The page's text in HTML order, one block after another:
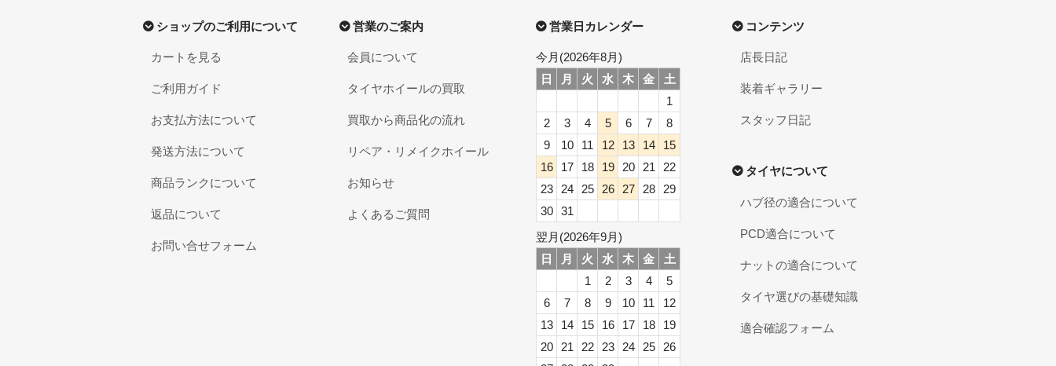
ショップのご利用について
カートを見る
ご利用ガイド
お支払方法について
発送方法について
商品ランクについて
返品について
お問い合せフォーム
営業のご案内
会員について
タイヤホイールの買取
買取から商品化の流れ
リペア・リメイクホイール
お知らせ
よくあるご質問
コンテンツ
店長日記
装着ギャラリー
スタッフ日記
タイヤについて
ハブ径の適合について
PCD適合について
ナットの適合について
タイヤ選びの基礎知識
適合確認フォーム
営業日カレンダー
今月(2026年8月)
日
月 火 水 木 金
土
1
2
3 4 5 6 7
8
9
10 11 12 13 14
15
16
17 18 19 20 21
22
23
24 25 26 27 28
29
30
31
翌月(2026年9月)
日
月 火 水 木 金
土
1
2 3 4
5
6
7 8 9 10 11
12
13
14 15 16 17 18
19
20
21 22 23 24 25
26